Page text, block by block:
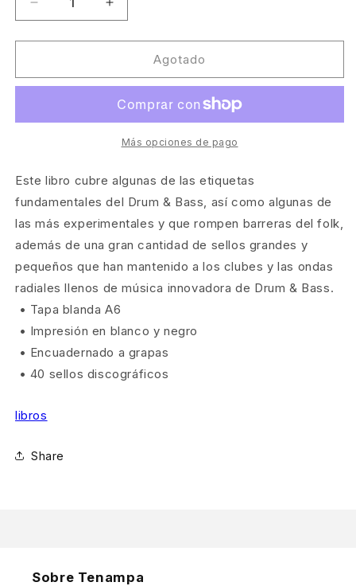
Reducir
cantidad
para
Icon
&amp;
1
Press]
Aumentar
cantidad
para
Icon
Drum
&amp;
Bass
1
Press]
Agotado
Más opciones de pago
Este libro cubre algunas de las etiquetas
fundamentales del Drum & Bass, así como algunas de
las más experimentales y que rompen barreras del folk,
además de una gran cantidad de sellos grandes y
pequeños que han mantenido a los clubes y las ondas
radiales llenos de música innovadora de Drum & Bass.
• Tapa blanda A6
• Impresión en blanco y negro
• Encuadernado a grapas
• 40 sellos discográficos
libros
Share
Sobre Tenampa